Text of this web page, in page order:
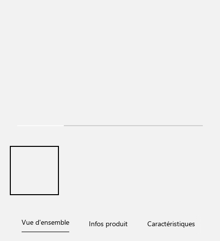
Vue d'ensemble Infos produit Caractéristiques